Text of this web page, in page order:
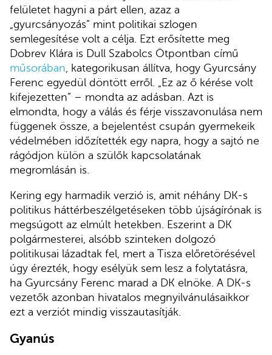
felületet hagyni a párt ellen, azaz a
„gyurcsányozás” mint politikai szlogen
semlegesítése volt a célja. Ezt erősítette meg
Dobrev Klára is Dull Szabolcs Ötpontban című
műsorában, kategorikusan állítva, hogy Gyurcsány
Ferenc egyedül döntött erről. „Ez az ő kérése volt
kifejezetten” – mondta az adásban. Azt is
elmondta, hogy a válás és férje visszavonulása nem
függenek össze, a bejelentést csupán gyermekeik
védelmében időzítették egy napra, hogy a sajtó ne
rágódjon külön a szülők kapcsolatának
megromlásán is.
Kering egy harmadik verzió is, amit néhány DK-s
politikus háttérbeszélgetéseken több újságírónak is
megsúgott az elmúlt hetekben. Eszerint a DK
polgármesterei, alsóbb szinteken dolgozó
politikusai lázadtak fel, mert a Tisza előretörésével
úgy érezték, hogy esélyük sem lesz a folytatásra,
ha Gyurcsány Ferenc marad a DK elnöke. A DK-s
vezetők azonban hivatalos megnyilvánulásaikkor
ezt a verziót mindig visszautasítják.
Gyanús